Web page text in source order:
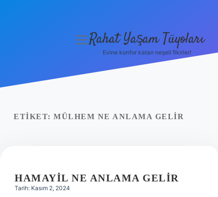
Yasal Uyarı
menüyü
Rahat Yaşam Tüyoları
Evine konfor katan neşeli fikirler!
ETIKET: MÜLHEM NE ANLAMA GELIR
HAMAYIL NE ANLAMA GELIR
Tarih: Kasım 2, 2024